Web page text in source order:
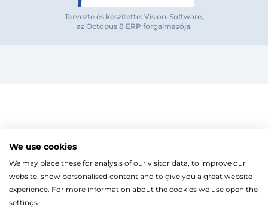
Bejelentkezés közösségi fiókkal
Facebook
MOZGÁSKORLÁTOZOTT TERMÉKEK
ZUHANYKABINOK/AJTÓK
Íves zuhanykabin
Szögletes zuhanykabin
Fix zuhanyfal
Zuhanyajtó
Walk-in zuhanyfal
Radiátorok
TÖRÖLKÖZŐSZÁRÍTÓ RADIÁTOR
Törölközőszárító radiátor egyenes
Törölközőszárító radiátor íves
Fűtőpatron
HŐSZIVATTYÚK
Split levegő-víz hőszivattyú
Hőszivattyúhoz kiegészítő
Gépészet, szerszám
KESZTYŰK, VÉDŐFELSZERELÉSEK
LEVÁLASZTÓK
Automata és kézi légtelenítő
Kazán, vízmelegítő
CSŐTERMOSZTÁTOK
ELEKTROMOS KAZÁNOK, KIEGÉSZÍTŐK
Tervezte és készítette: Vision-Software,
az Octopus 8 ERP forgalmazója.
We use cookies
We may place these for analysis of our visitor data, to improve our
website, show personalised content and to give you a great website
experience. For more information about the cookies we use open the
settings.